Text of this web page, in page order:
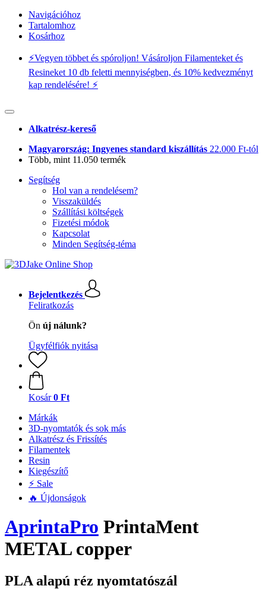
Navigációhoz
Tartalomhoz
Kosárhoz
⚡️Vegyen többet és spóroljon! Vásároljon Filamenteket és
Resineket 10 db feletti mennyiségben, és 10% kedvezményt
kap rendelésére! ⚡️
Alkatrész-kereső
Magyarország: Ingyenes standard kiszállítás 22.000 Ft-tól
Több, mint 11.050 termék
Segítség
Hol van a rendelésem?
Visszaküldés
Szállítási költségek
Fizetési módok
Kapcsolat
Minden Segítség-téma
Bejelentkezés
Feliratkozás
Ön új nálunk?
Ügyfélfiók nyitása
Kosár 0 Ft
Márkák
3D-nyomtatók és sok más
Alkatrész és Frissítés
Filamentek
Resin
Kiegészítő
⚡ Sale
🔥 Újdonságok
AprintaPro PrintaMent
METAL copper
PLA alapú réz nyomtatószál